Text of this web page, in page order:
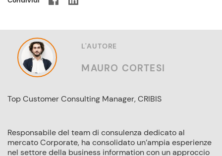
L'AUTORE
MAURO CORTESI
Top Customer Consulting Manager, CRIBIS
Responsabile del team di consulenza dedicato al
mercato Corporate, ha consolidato un’ampia esperienze
nel settore della business information con un approccio